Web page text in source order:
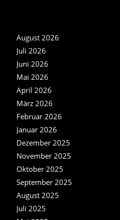
August 2026
Juli 2026
Juni 2026
Mai 2026
April 2026
März 2026
Februar 2026
Januar 2026
Dezember 2025
November 2025
Oktober 2025
September 2025
August 2025
Juli 2025